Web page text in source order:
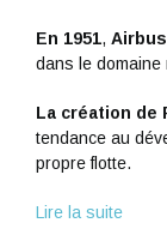
En 1951,
dans le domaine
La création de
tendance au
propre flotte.
Lire la suite